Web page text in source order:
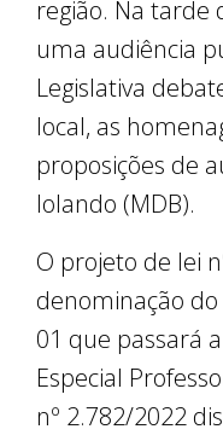
região. Na tarde
uma audiência
Legislativa
local, as
proposições de
Iolando (MDB).
O projeto de lei
denominação do
01 que passará
Especial
nº 2.782/2022